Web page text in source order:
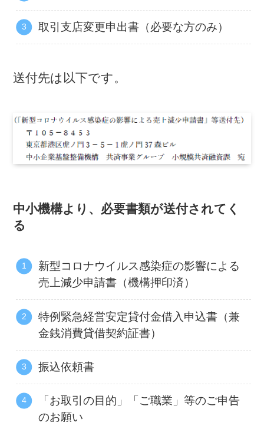
取引支店変更申出書（必要な方のみ）
送付先は以下です。
中小機構より、必要書類が送付されてく
る
新型コロナウイルス感染症の影響による
売上減少申請書（機構押印済）
特例緊急経営安定貸付金借入申込書（兼
金銭消費貸借契約証書）
振込依頼書
「お取引の目的」「ご職業」等のご申告
のお願い